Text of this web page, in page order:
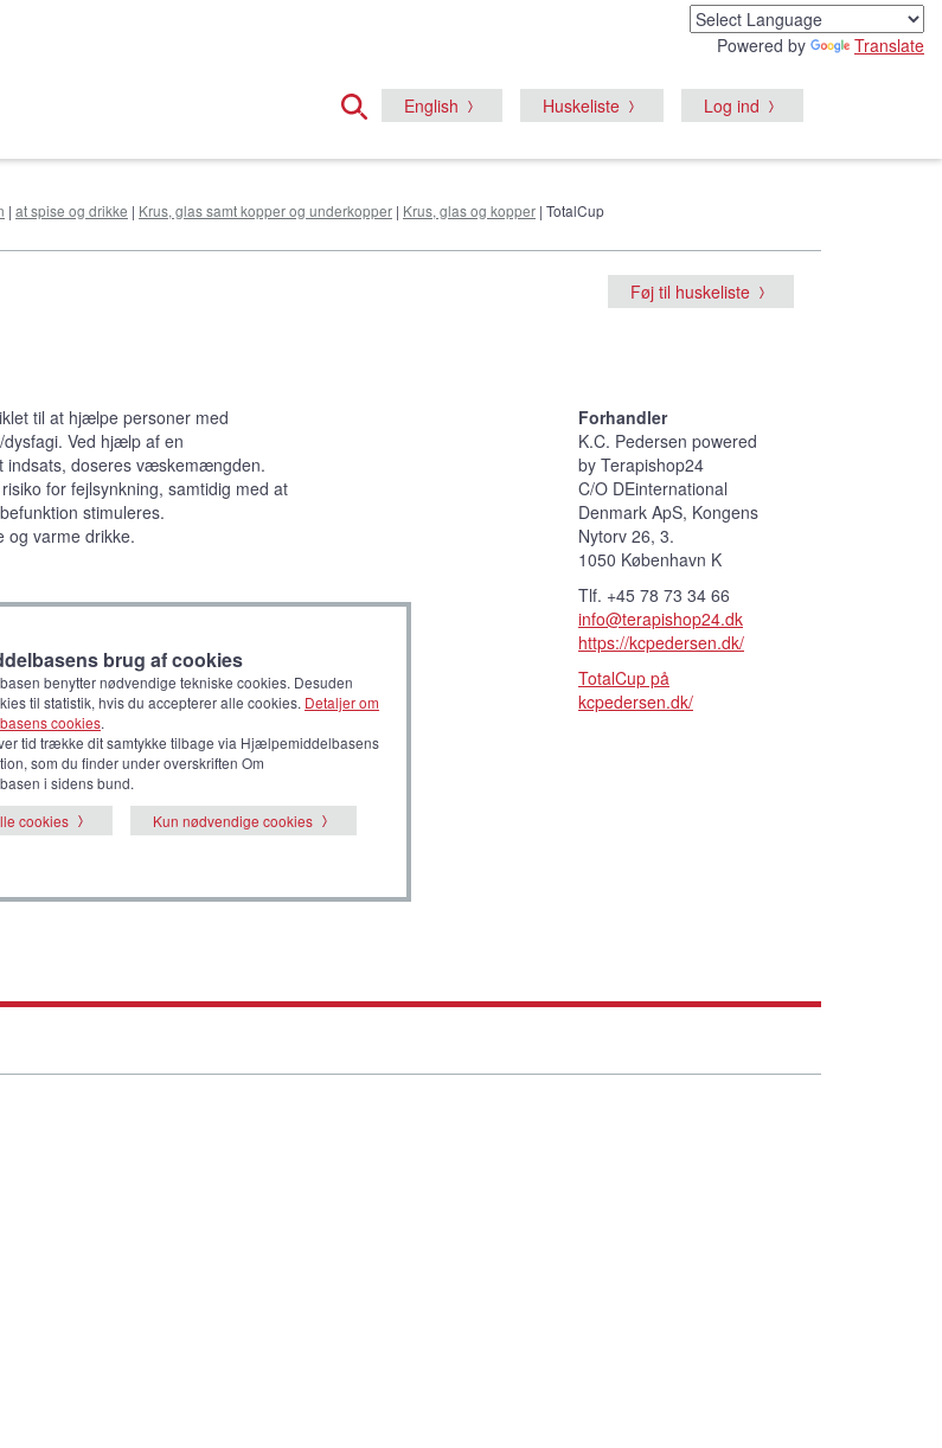
Powered by Translate
English Huskeliste Log ind
| at spise og drikke | Krus, glas samt kopper og underkopper | Krus, glas og kopper | TotalCup
Føj til huskeliste
til at hjælpe personer med
Ved hjælp af en
indsats, doseres væskemængden.
for fejlsynkning, samtidig med at
stimuleres.
og varme drikke.
Forhandler
K.C. Pedersen powered
by Terapishop24
C/O DEinternational
Denmark ApS, Kongens
Nytorv 26, 3.
1050 København K
Tlf. +45 78 73 34 66
info@terapishop24.dk
https://kcpedersen.dk/
TotalCup på
kcpedersen.dk/
brug af cookies
benytter nødvendige tekniske cookies. Desuden
til statistik, hvis du accepterer alle cookies. Detaljer om
cookies.
tid trække dit samtykke tilbage via Hjælpemiddelbasens
som du finder under overskriften Om
i sidens bund.
cookies
Kun nødvendige cookies